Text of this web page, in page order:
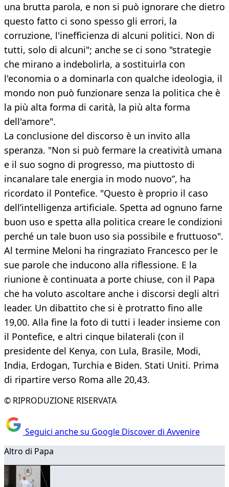
una brutta parola, e non si può ignorare che dietro
questo fatto ci sono spesso gli errori, la
corruzione, l'inefficienza di alcuni politici. Non di
tutti, solo di alcuni"; anche se ci sono "strategie
che mirano a indebolirla, a sostituirla con
l'economia o a dominarla con qualche ideologia, il
mondo non può funzionare senza la politica che è
la più alta forma di carità, la più alta forma
dell'amore".
La conclusione del discorso è un invito alla
speranza. "Non si può fermare la creatività umana
e il suo sogno di progresso, ma piuttosto di
incanalare tale energia in modo nuovo”, ha
ricordato il Pontefice. "Questo è proprio il caso
dell’intelligenza artificiale. Spetta ad ognuno farne
buon uso e spetta alla politica creare le condizioni
perché un tale buon uso sia possibile e fruttuoso".
Al termine Meloni ha ringraziato Francesco per le
sue parole che inducono alla riflessione. E la
riunione è continuata a porte chiuse, con il Papa
che ha voluto ascoltare anche i discorsi degli altri
leader. Un dibattito che si è protratto fino alle
19,00. Alla fine la foto di tutti i leader insieme con
il Pontefice, e altri cinque bilaterali (con il
presidente del Kenya, con Lula, Brasile, Modi,
India, Erdogan, Turchia e Biden. Stati Uniti. Prima
di ripartire verso Roma alle 20,43.
© RIPRODUZIONE RISERVATA
Seguici anche su Google Discover di Avvenire
Altro di Papa